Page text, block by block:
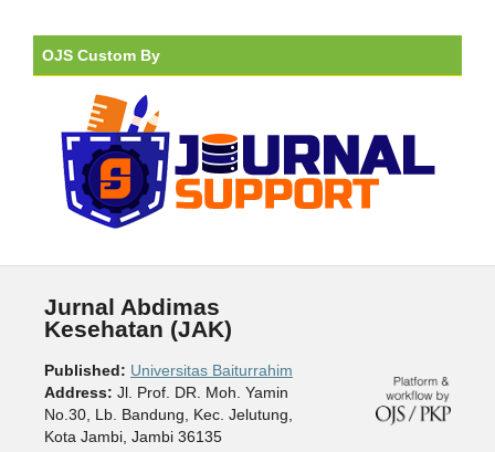
OJS Custom By
Jurnal Abdimas
Kesehatan (JAK)
Published: Universitas Baiturrahim
Address: Jl. Prof. DR. Moh. Yamin
No.30, Lb. Bandung, Kec. Jelutung,
Kota Jambi, Jambi 36135